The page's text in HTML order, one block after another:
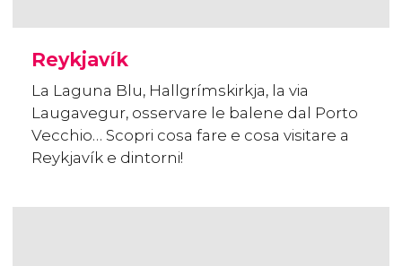
Reykjavík
La Laguna Blu, Hallgrímskirkja, la via
Laugavegur, osservare le balene dal Porto
Vecchio… Scopri cosa fare e cosa visitare a
Reykjavík e dintorni!